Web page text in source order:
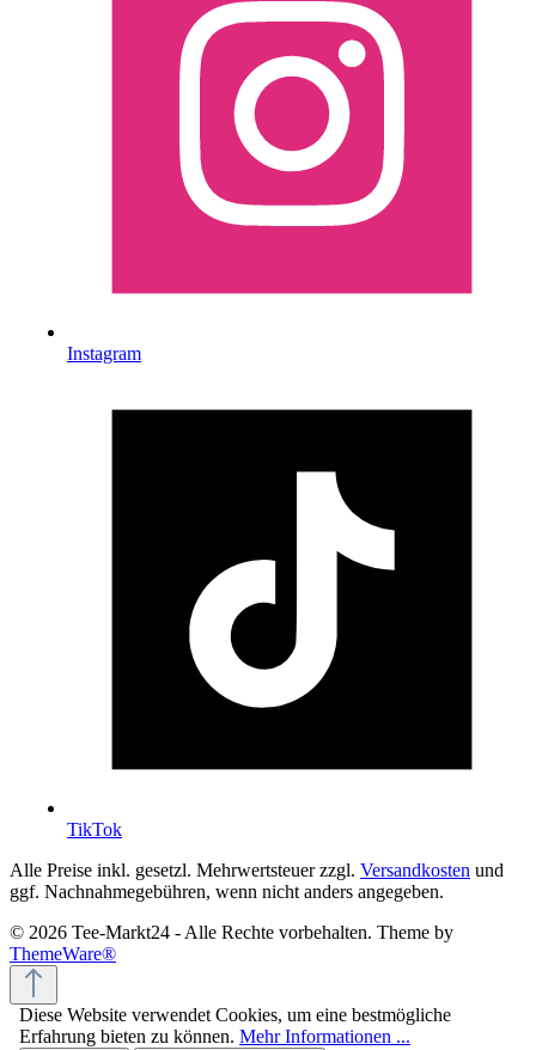
Instagram
TikTok
Alle Preise inkl. gesetzl. Mehrwertsteuer zzgl. Versandkosten und
ggf. Nachnahmegebühren, wenn nicht anders angegeben.
© 2026 Tee-Markt24 - Alle Rechte vorbehalten. Theme by
ThemeWare®
Diese Website verwendet Cookies, um eine bestmögliche
Erfahrung bieten zu können. Mehr Informationen ...